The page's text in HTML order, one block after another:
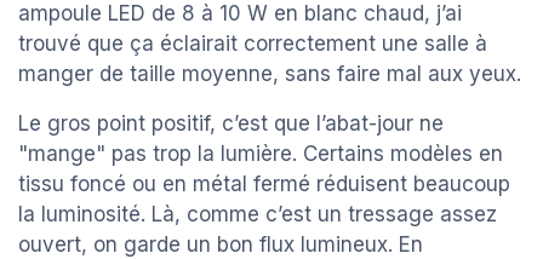
ampoule LED de 8 à 10 W en blanc chaud, j’ai
trouvé que ça éclairait correctement une salle à
manger de taille moyenne, sans faire mal aux yeux.
Le gros point positif, c’est que l’abat-jour ne
"mange" pas trop la lumière. Certains modèles en
tissu foncé ou en métal fermé réduisent beaucoup
la luminosité. Là, comme c’est un tressage assez
ouvert, on garde un bon flux lumineux. En